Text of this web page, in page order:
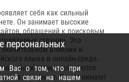
себя как сильный
Он занимает высокие
обращений к поисковым
страниц. Это
влиянии и
языка в онлайн-среде.
языки также пользуются
в интернете. Они занимают
персональных
Вас о том, что при
связи на нашем